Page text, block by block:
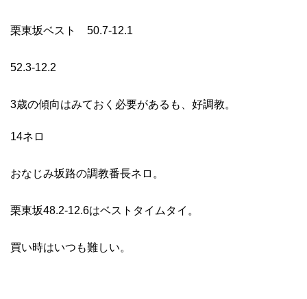
栗東坂ベスト 50.7-12.1
52.3-12.2
3歳の傾向はみておく必要があるも、好調教。
14ネロ
おなじみ坂路の調教番長ネロ。
栗東坂48.2-12.6はベストタイムタイ。
買い時はいつも難しい。